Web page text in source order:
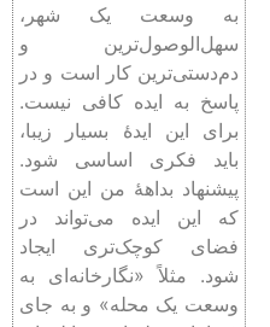
به وسعت یک شهر،
سهل‌الوصول‌ترین و
دم‌دستی‌ترین کار است و در
پاسخ به ایده کافی نیست.
برای این ایدۀ بسیار زیبا،
باید فکری اساسی شود.
پیشنهاد بداهۀ من این است
که این ایده می‌تواند در
فضای کوچک‌تری ایجاد
شود. مثلاً «نگارخانه‌ای به
وسعت یک محله» و به جای